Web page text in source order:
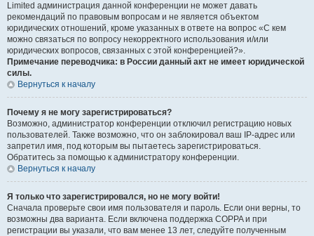
Limited администрация данной конференции не может давать
рекомендаций по правовым вопросам и не является объектом
юридических отношений, кроме указанных в ответе на вопрос «С кем
можно связаться по вопросу некорректного использования и/или
юридических вопросов, связанных с этой конференцией?».
Примечание переводчика: в России данный акт не имеет юридической
силы.
Вернуться к началу
Почему я не могу зарегистрироваться?
Возможно, администратор конференции отключил регистрацию новых
пользователей. Также возможно, что он заблокировал ваш IP-адрес или
запретил имя, под которым вы пытаетесь зарегистрироваться.
Обратитесь за помощью к администратору конференции.
Вернуться к началу
Я только что зарегистрировался, но не могу войти!
Сначала проверьте свои имя пользователя и пароль. Если они верны, то
возможны два варианта. Если включена поддержка COPPA и при
регистрации вы указали, что вам менее 13 лет, следуйте полученным